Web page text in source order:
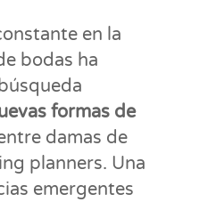
en la
bodas ha
formas de
damas de
planners. Una
emergentes